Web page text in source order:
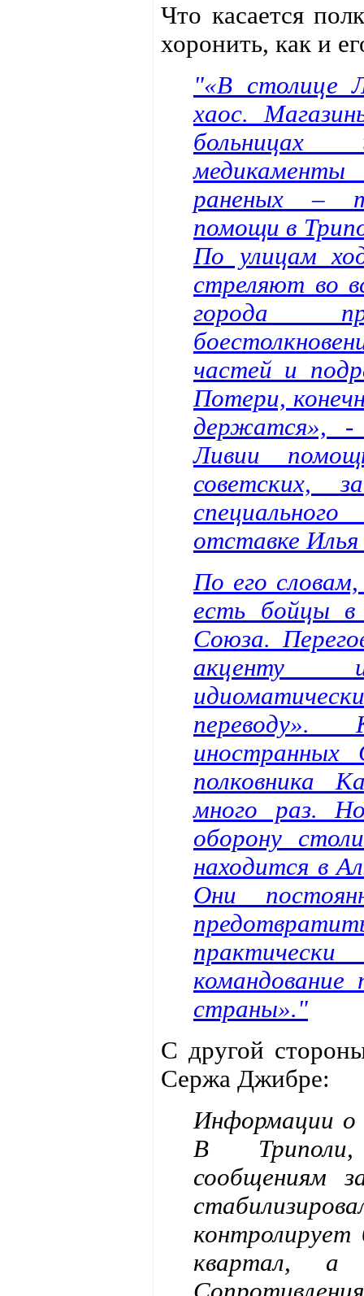
Что касается
хоронить, как и
"«В столице
хаос.
больницах
раненых –
помощи в
По улицам
стреляют во
города
частей и
Потери,
держатся», -
Ливии
советских,
отставке Илья
По его
есть бойцы
Союза.
акценту
переводу».
полковника
много раз.
оборону
находится в
Они
практически
командование
страны»."
С другой
Сержа Джибре:
Информации о
В Триполи,
сообщениям
контролирует
квартал, а